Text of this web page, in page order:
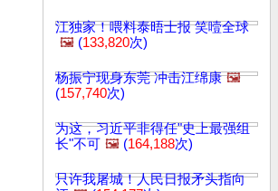
江独家！喂料泰晤士报 笑噎全球
🖼️ (133,820次)
杨振宁现身东莞 冲击江绵康 🖼️
(157,740次)
为这，习近平非得任"史上最强组
长"不可 🖼️ (164,188次)
只许我屠城！人民日报矛头指向